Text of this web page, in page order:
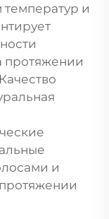
температур и
протяжении
и